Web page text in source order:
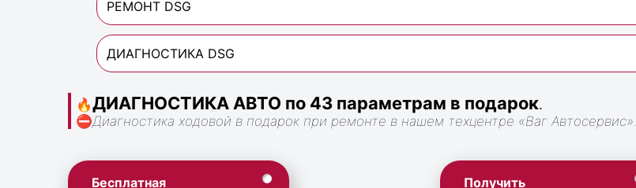
РЕМОНТ DSG
ДИАГНОСТИКА DSG
🔥ДИАГНОСТИКА АВТО по 43 параметрам в подарок.
⛔Диагностика ходовой в подарок при ремонте в нашем техцентре «Ваг Автосервис».
Бесплатная Получить